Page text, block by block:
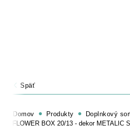
Späť
Domov Produkty
Doplnkový
FLOWER BOX 20/13 - dekor METALIC